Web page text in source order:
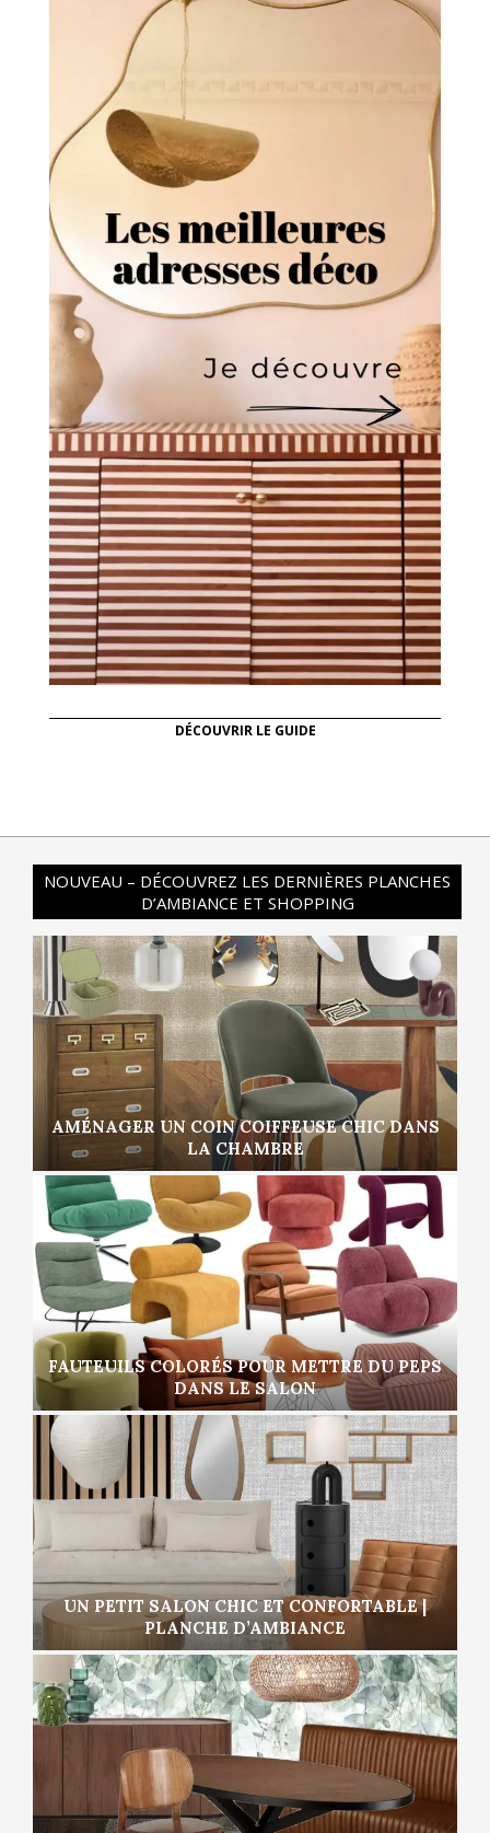
DÉCOUVRIR LE GUIDE
NOUVEAU – DÉCOUVREZ LES DERNIÈRES PLANCHES
D’AMBIANCE ET SHOPPING
AMÉNAGER UN COIN COIFFEUSE CHIC DANS
LA CHAMBRE
FAUTEUILS COLORÉS POUR METTRE DU PEPS
DANS LE SALON
UN PETIT SALON CHIC ET CONFORTABLE |
PLANCHE D’AMBIANCE